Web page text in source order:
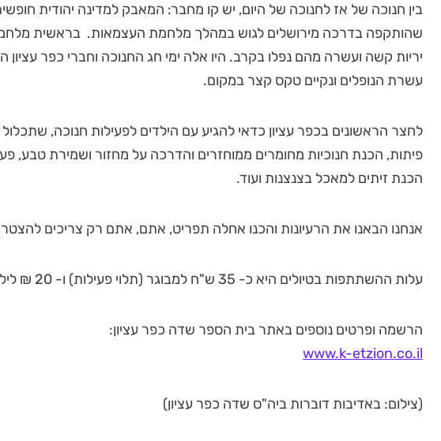
שהותקפה בדרכה מירושלים לגוש במהלך מלחמת העצמאות. בראשית מלחמת
יריות קשה ועשרה מהם נפלו בקרב. היו אלה ימי חג החנוכה וחברי כפר
עשרת הנופלים ונקיים טקס קצר במקום.
לחצר הראשונים בכפר עציון כדאי להגיע עם הילדים לפעילות חנוכה,
פיתות, הכנת חנוכיות מחומרים ממוחזרים והדרכה על מחזור ושמירת טבע,
הכנת זיתים למאכל בצנצנות ועוד.
אנחנו הבאנו את הרעיונות והכנו אחלה תפריט, אתם, אתם רק צריכים
עלות ההשתתפות בטיולים היא כ- 35 ש"ח למבוגר (תלוי פעילות) ו- 20 ₪ לילד (תלוי פעילות).
הרשמה ופרטים נוספים באתר בית הספר שדה כפר עציון:
www.k-etzion.co.il
(צילום: באדיבות דוברות ביה"ס שדה כפר עציון)